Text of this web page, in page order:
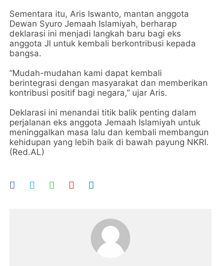
Sementara itu, Aris Iswanto, mantan anggota
Dewan Syuro Jemaah Islamiyah, berharap
deklarasi ini menjadi langkah baru bagi eks
anggota JI untuk kembali berkontribusi kepada
bangsa.
“Mudah-mudahan kami dapat kembali
berintegrasi dengan masyarakat dan memberikan
kontribusi positif bagi negara,” ujar Aris.
Deklarasi ini menandai titik balik penting dalam
perjalanan eks anggota Jemaah Islamiyah untuk
meninggalkan masa lalu dan kembali membangun
kehidupan yang lebih baik di bawah payung NKRI.
(Red.AL)